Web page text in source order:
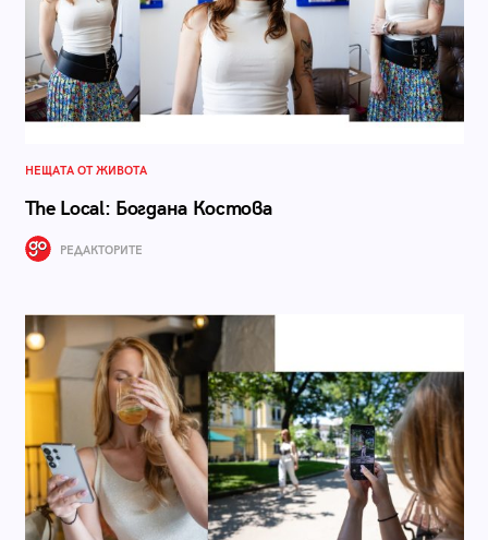
НЕЩАТА ОТ ЖИВОТА
The Local: Богдана Костова
РЕДАКТОРИТЕ